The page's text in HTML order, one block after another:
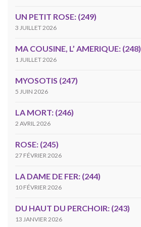
UN PETIT ROSE: (249)
3 JUILLET 2026
MA COUSINE, L’ AMERIQUE: (248)
1 JUILLET 2026
MYOSOTIS (247)
5 JUIN 2026
LA MORT: (246)
2 AVRIL 2026
ROSE: (245)
27 FÉVRIER 2026
LA DAME DE FER: (244)
10 FÉVRIER 2026
DU HAUT DU PERCHOIR: (243)
13 JANVIER 2026